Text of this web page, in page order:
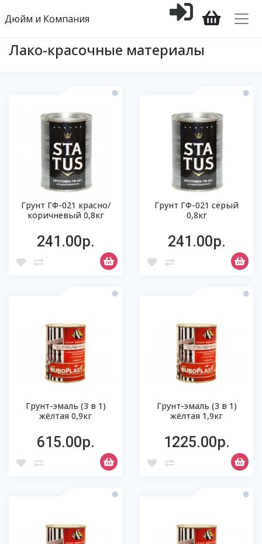
Дюйм и Компания
Лако-красочные материалы
Грунт ГФ-021 красно/
коричневый 0,8кг
241.00р.
Грунт ГФ-021 серый
0,8кг
241.00р.
Грунт-эмаль (3 в 1)
жёлтая 0,9кг
615.00р.
Грунт-эмаль (3 в 1)
жёлтая 1,9кг
1225.00р.